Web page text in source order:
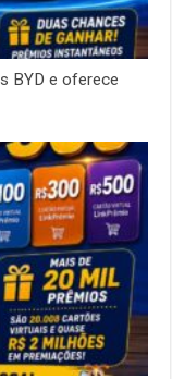
BYD e oferece